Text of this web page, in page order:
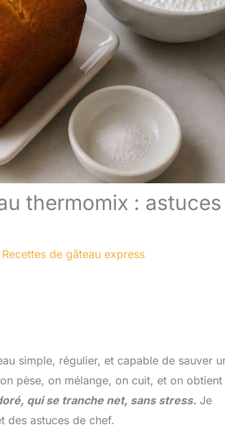
thermomix : astuces
Recettes de gâteau express
simple, régulier, et capable de sauver
pèse, on mélange, on cuit, et on obtient
qui se tranche net, sans stress. Je
des astuces de chef.